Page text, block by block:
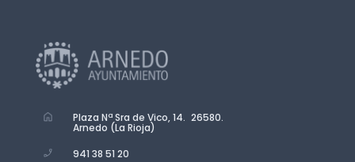
Plaza Nª Sra de Vico, 14. 26580.
Arnedo (La Rioja)
941 38 51 20